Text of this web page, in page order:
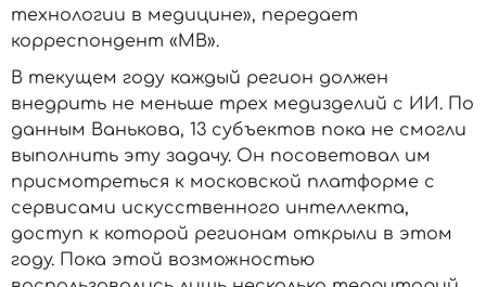
технологии в медицине», передает
корреспондент «МВ».
В текущем году каждый регион должен
внедрить не меньше трех медизделий с ИИ. По
данным Ванькова, 13 субъектов пока не смогли
выполнить эту задачу. Он посоветовал им
присмотреться к московской платформе с
сервисами искусственного интеллекта,
доступ к которой регионам открыли в этом
году. Пока этой возможностью